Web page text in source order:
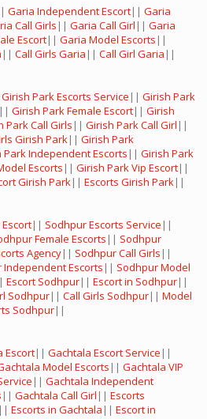
Garia Independent Escort|| Garia
Call Girls || Garia Call Girl || Garia
Escort|| Garia Model Escorts ||
|| Call Girls Garia || Call Girl Garia ||
Girish Park Escorts Service || Girish Park
|| Girish Park Female Escort|| Girish
Park Call Girls || Girish Park Call Girl ||
Girish Park|| Girish Park
Park Independent Escorts || Girish Park
Escorts || Girish Park Vip Escort||
Girish Park|| Escorts Girish Park||
|| Sodhpur Escorts Service ||
Female Escorts || Sodhpur
Agency|| Sodhpur Call Girls ||
Independent Escorts || Sodhpur Model
Escort Sodhpur|| Escort in Sodhpur||
Sodhpur|| Call Girls Sodhpur|| Model
Sodhpur||
Escort|| Gachtala Escort Service ||
Model Escorts || Gachtala VIP
|| Gachtala Independent
|| Gachtala Call Girl || Escorts
|| Escorts in Gachtala || Escort in